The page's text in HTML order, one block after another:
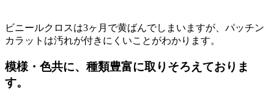
ビニールクロスは3ヶ月で黄ばんでしまいますが、パッチン
カラットは汚れが付きにくいことがわかります。
模様・色共に、種類豊富に取りそろえておりま
す。